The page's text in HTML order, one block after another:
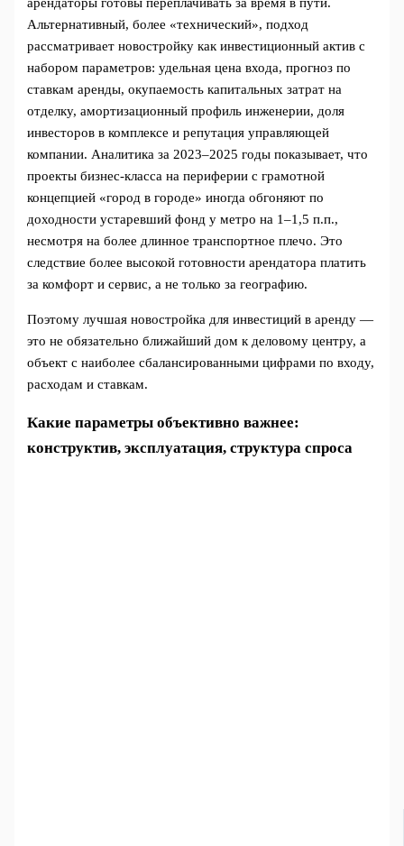
арендаторы готовы переплачивать за время в пути.
Альтернативный, более «технический», подход
рассматривает новостройку как инвестиционный актив с
набором параметров: удельная цена входа, прогноз по
ставкам аренды, окупаемость капитальных затрат на
отделку, амортизационный профиль инженерии, доля
инвесторов в комплексе и репутация управляющей
компании. Аналитика за 2023–2025 годы показывает, что
проекты бизнес-класса на периферии с грамотной
концепцией «город в городе» иногда обгоняют по
доходности устаревший фонд у метро на 1–1,5 п.п.,
несмотря на более длинное транспортное плечо. Это
следствие более высокой готовности арендатора платить
за комфорт и сервис, а не только за географию.
Поэтому лучшая новостройка для инвестиций в аренду —
это не обязательно ближайший дом к деловому центру, а
объект с наиболее сбалансированными цифрами по входу,
расходам и ставкам.
Какие параметры объективно важнее:
конструктив, эксплуатация, структура спроса